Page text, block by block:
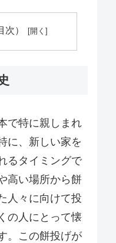
）
で特に親しまれ
に、新しい家を
るタイミングで
高い場所から餅
人々に向けて投
の人にとって懐
。この餅投げが